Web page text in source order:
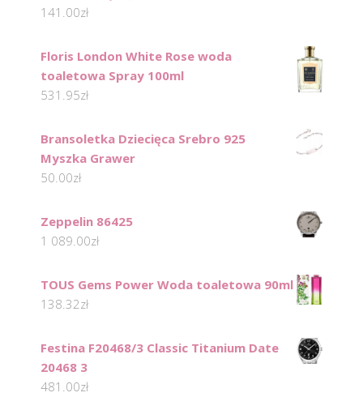
141.00zł
Floris London White Rose woda
toaletowa Spray 100ml
531.95zł
Bransoletka Dziecięca Srebro 925
Myszka Grawer
50.00zł
Zeppelin 86425
1 089.00zł
TOUS Gems Power Woda toaletowa 90ml
138.32zł
Festina F20468/3 Classic Titanium Date
20468 3
481.00zł